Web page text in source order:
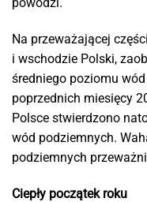
powodzi.
Na przeważającej
i wschodzie Polski,
średniego poziomu
poprzednich miesięcy
Polsce stwierdzono
wód podziemnych.
podziemnych
Ciepły początek roku